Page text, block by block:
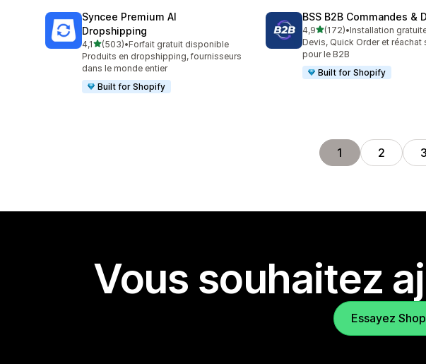
Syncee Premium AI
Dropshipping
4,1étoile(s) sur 5
(503)
503 avis au total
•Forfait gratuit disponible
Produits en dropshipping, fournisseurs
dans le monde entier
Built for Shopify
BSS B2B Commandes &
4,9étoile(s) sur 5
(172)
172 avis au total
•Installation
Devis, Quick Order et réachat
pour le B2B
Built for Shopify
1 2 3
Vous souhaitez
Essayez